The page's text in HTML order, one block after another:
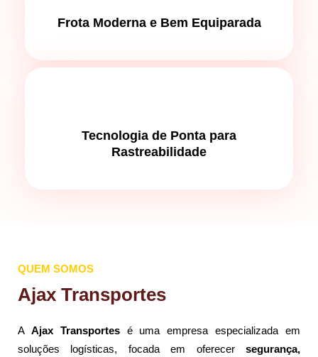
Frota Moderna e Bem Equiparada
Tecnologia de Ponta para
Rastreabilidade
QUEM SOMOS
Ajax Transportes
A Ajax Transportesé uma empresa especializada em
soluções logísticas, focada em oferecer segurança,